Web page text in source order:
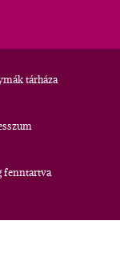
tárháza
fenntartva